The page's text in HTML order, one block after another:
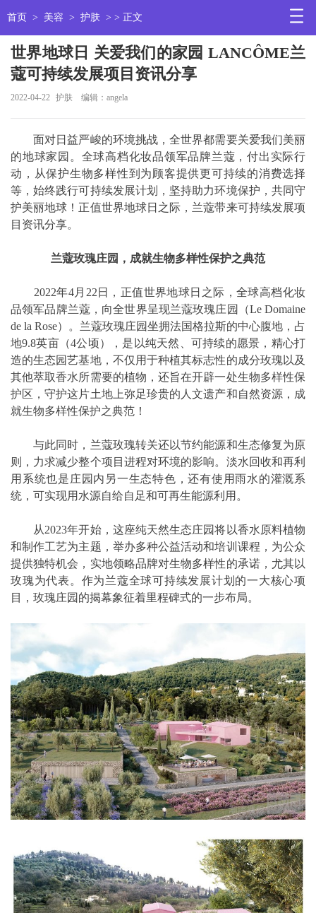
首页 > 美容 > 护肤 > > 正文
世界地球日 关爱我们的家园 LANCÔME兰
蔻可持续发展项目资讯分享
2022-04-22 护肤 编辑：angela
面对日益严峻的环境挑战，全世界都需要关爱我们美丽
的地球家园。全球高档化妆品领军品牌兰蔻，付出实际行
动，从保护生物多样性到为顾客提供更可持续的消费选择
等，始终践行可持续发展计划，坚持助力环境保护，共同守
护美丽地球！正值世界地球日之际，兰蔻带来可持续发展项
目资讯分享。
兰蔻玫瑰庄园，成就生物多样性保护之典范
2022年4月22日，正值世界地球日之际，全球高档化妆
品领军品牌兰蔻，向全世界呈现兰蔻玫瑰庄园（Le Domaine
de la Rose）。兰蔻玫瑰庄园坐拥法国格拉斯的中心腹地，占
地9.8英亩（4公顷），是以纯天然、可持续的愿景，精心打
造的生态园艺基地，不仅用于种植其标志性的成分玫瑰以及
其他萃取香水所需要的植物，还旨在开辟一处生物多样性保
护区，守护这片土地上弥足珍贵的人文遗产和自然资源，成
就生物多样性保护之典范！
与此同时，兰蔻玫瑰转关还以节约能源和生态修复为原
则，力求减少整个项目进程对环境的影响。淡水回收和再利
用系统也是庄园内另一生态特色，还有使用雨水的灌溉系
统，可实现用水源自给自足和可再生能源利用。
从2023年开始，这座纯天然生态庄园将以香水原料植物
和制作工艺为主题，举办多种公益活动和培训课程，为公众
提供独特机会，实地领略品牌对生物多样性的承诺，尤其以
玫瑰为代表。作为兰蔻全球可持续发展计划的一大核心项
目，玫瑰庄园的揭幕象征着里程碑式的一步布局。